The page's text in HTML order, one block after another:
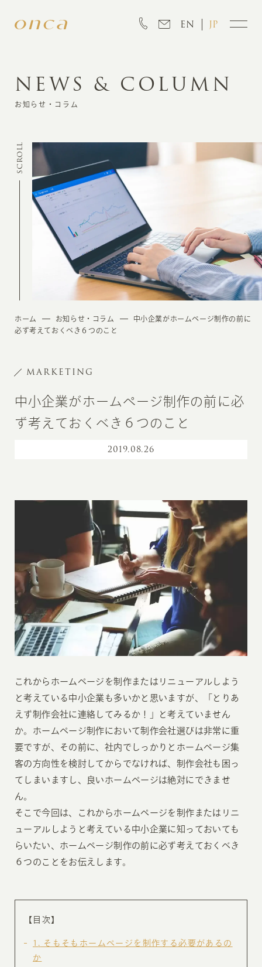
EN JP
INFORMATION
CREATION
MARKETING
NEWS & COLUMN
お知らせ・コラム
SCROLL
ホーム お知らせ・コラム
中小企業がホームページ制作の前に
必ず考えておくべき６つのこと
MARKETING
中小企業がホームページ制作の前に必
ず考えておくべき６つのこと
2019.08.26
これからホームページを制作またはリニューアルしよう
と考えている中小企業も多いかと思いますが、「とりあ
えず制作会社に連絡してみるか！」と考えていません
か。ホームページ制作において制作会社選びは非常に重
要ですが、その前に、社内でしっかりとホームページ集
客の方向性を検討してからでなければ、制作会社も困っ
てしまいますし、良いホームページは絶対にできませ
ん。
そこで今回は、これからホームページを制作またはリニ
ューアルしようと考えている中小企業に知っておいても
らいたい、ホームページ制作の前に必ず考えておくべき
６つのことをお伝えします。
【目次】
1
そもそもホームページを制作する必要があるの
か